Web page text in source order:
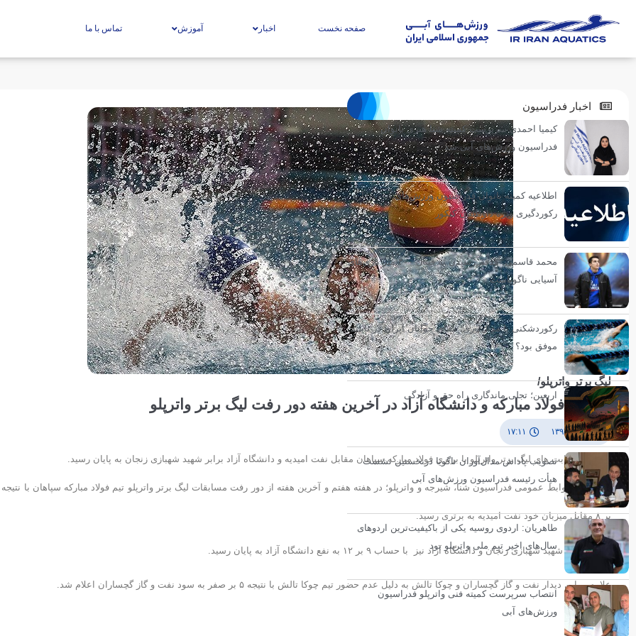
صفحه نخست اخبار آموزش تماس با ما
لیگ برتر واترپلو/
پیروزی فولاد مبارکه و دانشگاه آزاد در آخرین هفته دور رفت لیگ برتر واترپلو
۱۴ آذر ۱۳۹۳ ۱۷:۱۱
دور رفت رقابت های لیگ برتر واترپلو با برتری فولاد مبارکه سپاهان مقابل نفت امیدیه و دانشگاه آزاد برابر شهید شهبازی زنجان به پایان رسید.
بر ۸ مقابل میزبان خود نفت امیدیه به برتری رسید.
دیدار دو تیم شهید شهبازی زنجان و دانشگاه آزاد نیز با حساب ۹ بر ۱۲ به نفع دانشگاه آزاد به پایان رسید.
علاوه بر این دیدار نفت و گاز گچساران و چوکا تالش به دلیل عدم حضور تیم چوکا تالش با نتیجه ۵ بر صفر به سود نفت و گاز گچساران اعلام شد.
اخبار فدراسیون
کیمیا احمدی سرپرست کمیته شنا هنری بانوان
فدراسیون ورزش‌های آبی شد
اطلاعیه کمیته بانوان فدراسیون ورزش‌های آبی درباره
رکوردگیری ویژه داوطلبان کنکور
محمد قاسمی: هدفم رسیدن به فینال ۴۰۰ متر بازی‌های
آسیایی ناگویاست
رکوردشکنی یا مدال‌آوری؛ شنای جوانان ایران در تایلند
موفق بود؟
اربعین؛ تجلی ماندگاری راه حق و آزادگی
تصویب پاداش مدال‌آوران ناگویا درنخستین نشست
هیأت رئیسه فدراسیون ورزش‌های آبی
طاهریان: اردوی روسیه یکی از باکیفیت‌ترین اردوهای
سال‌های اخیر تیم ملی واترپلو بود
انتصاب سرپرست کمیته فنی واترپلو فدراسیون
ورزش‌های آبی